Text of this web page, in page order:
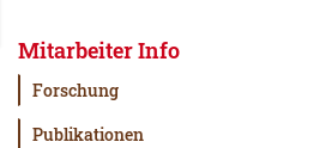
Mitarbeiter Info
Forschung
Publikationen